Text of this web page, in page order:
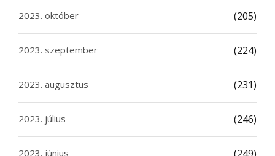
2023. október (205)
2023. szeptember (224)
2023. augusztus (231)
2023. július (246)
2023. június